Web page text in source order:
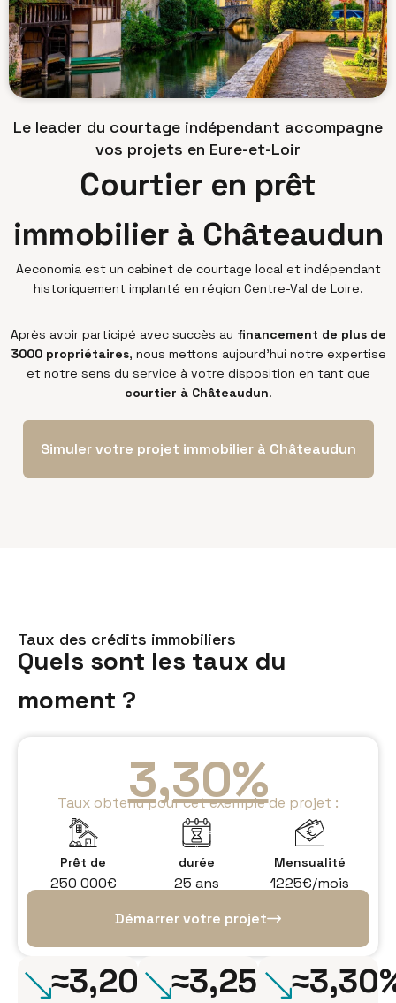
Le leader du courtage indépendant accompagne
vos projets en Eure-et-Loir
Courtier en prêt
immobilier à Châteaudun
Aeconomia est un cabinet de courtage local et indépendant
historiquement implanté en région Centre-Val de Loire.
Après avoir participé avec succès au financement de plus de
3000 propriétaires, nous mettons aujourd’hui notre expertise
et notre sens du service à votre disposition en tant que
courtier à Châteaudun.
Simuler votre projet immobilier à Châteaudun
Taux des crédits immobiliers
Quels sont les taux du
moment ?
3,30%
Taux obtenu pour cet exemple de projet :
Prêt de
250 000€
durée
25 ans
Mensualité
1225€/mois
Démarrer votre projet
≈3,20%≈3,25%